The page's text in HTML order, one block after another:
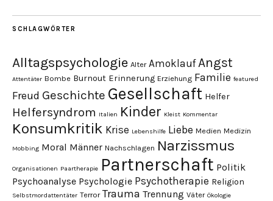
SCHLAGWÖRTER
Alltagspsychologie Alter Amoklauf Angst
Attentäter Bombe Burnout Erinnerung Erziehung Familie featured
Freud Geschichte Gesellschaft Helfer
Helfersyndrom Italien Kinder Kleist Kommentar
Konsumkritik Krise Lebenshilfe Liebe Medien Medizin
Mobbing Moral Männer Nachschlagen Narzissmus
Organisationen Paartherapie Partnerschaft Politik
Psychoanalyse Psychologie Psychotherapie Religion
Selbstmordattentäter Terror Trauma Trennung Väter Ökologie